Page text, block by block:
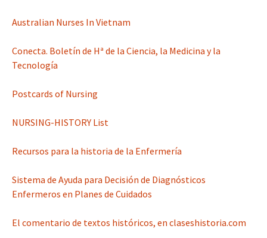
Australian Nurses In Vietnam
Conecta. Boletín de Hª de la Ciencia, la Medicina y la
Tecnología
Postcards of Nursing
NURSING-HISTORY List
Recursos para la historia de la Enfermería
Sistema de Ayuda para Decisión de Diagnósticos
Enfermeros en Planes de Cuidados
El comentario de textos históricos, en claseshistoria.com